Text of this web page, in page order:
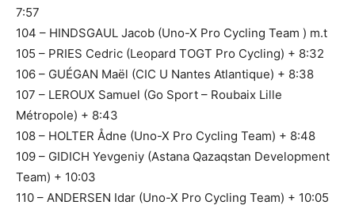
7:57
104 – HINDSGAUL Jacob (Uno-X Pro Cycling Team ) m.t
105 – PRIES Cedric (Leopard TOGT Pro Cycling) + 8:32
106 – GUÉGAN Maël (CIC U Nantes Atlantique) + 8:38
107 – LEROUX Samuel (Go Sport – Roubaix Lille
Métropole) + 8:43
108 – HOLTER Ådne (Uno-X Pro Cycling Team) + 8:48
109 – GIDICH Yevgeniy (Astana Qazaqstan Development
Team) + 10:03
110 – ANDERSEN Idar (Uno-X Pro Cycling Team) + 10:05